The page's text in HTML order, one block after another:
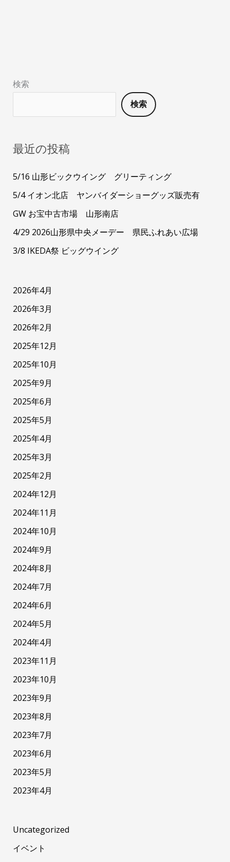
検索
検索
最近の投稿
5/16 山形ビックウイング グリーティング
5/4 イオン北店 ヤンバイダーショーグッズ販売有
GW お宝中古市場 山形南店
4/29 2026山形県中央メーデー 県民ふれあい広場
3/8 IKEDA祭 ビッグウイング
2026年4月
2026年3月
2026年2月
2025年12月
2025年10月
2025年9月
2025年6月
2025年5月
2025年4月
2025年3月
2025年2月
2024年12月
2024年11月
2024年10月
2024年9月
2024年8月
2024年7月
2024年6月
2024年5月
2024年4月
2023年11月
2023年10月
2023年9月
2023年8月
2023年7月
2023年6月
2023年5月
2023年4月
Uncategorized
イベント